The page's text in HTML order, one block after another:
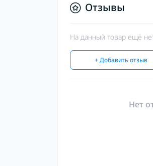
Отзывы
На данный товар ещё
+ Добавить отзыв
Нет